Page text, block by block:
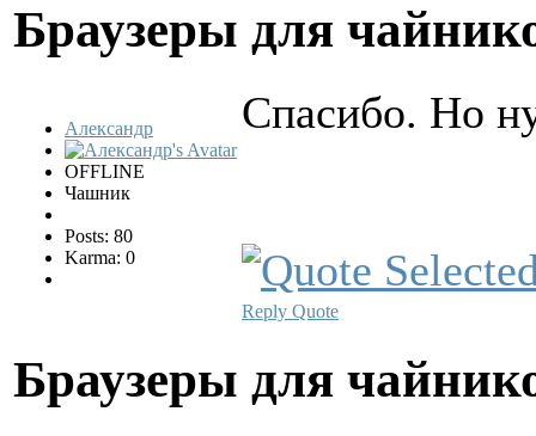
Браузеры для
Александр
OFFLINE
Чашник
Posts: 80
Karma: 0
Спасибо. Но
Reply Quote
Браузеры для